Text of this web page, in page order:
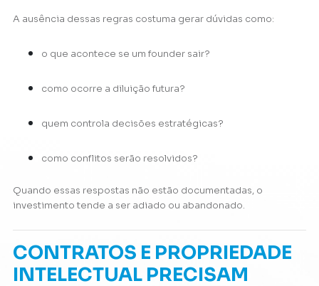
A ausência dessas regras costuma gerar dúvidas como:
o que acontece se um founder sair?
como ocorre a diluição futura?
quem controla decisões estratégicas?
como conflitos serão resolvidos?
Quando essas respostas não estão documentadas, o
investimento tende a ser adiado ou abandonado.
CONTRATOS E PROPRIEDADE
INTELECTUAL PRECISAM